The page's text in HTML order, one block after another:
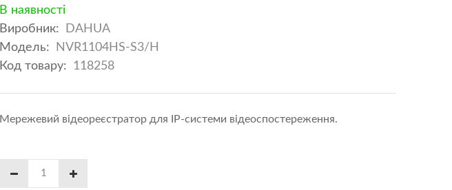
В наявності
Виробник:
DAHUA
Модель:
NVR1104HS-S3/H
Код товару:
118258
Мережевий відеореєстратор для IP-системи відеоспостереження.